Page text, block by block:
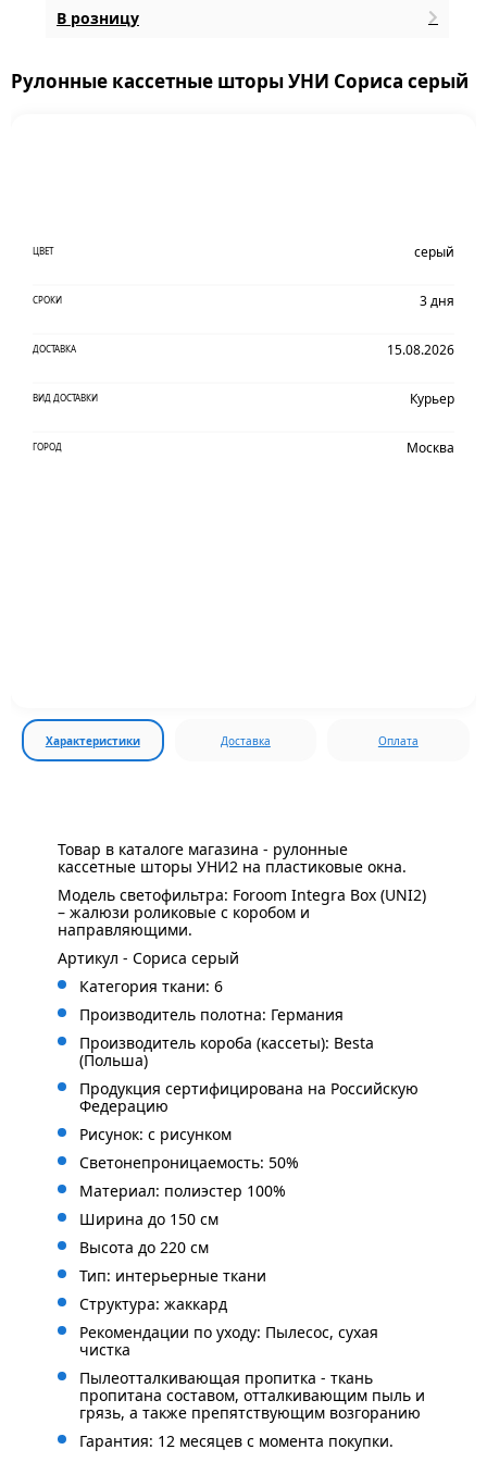
В розницу
Рулонные кассетные шторы УНИ Сориса серый
ЦВЕТ серый
СРОКИ 3 дня
ДОСТАВКА 15.08.2026
ВИД ДОСТАВКИ Курьер
ГОРОД Москва
Характеристики Доставка Оплата
Товар в каталоге магазина - рулонные
кассетные шторы УНИ2 на пластиковые окна.
Модель светофильтра: Foroom Integra Box (UNI2)
– жалюзи роликовые с коробом и
направляющими.
Артикул - Сориса серый
Категория ткани: 6
Производитель полотна: Германия
Производитель короба (кассеты): Besta
(Польша)
Продукция сертифицирована на Российскую
Федерацию
Рисунок: с рисунком
Светонепроницаемость: 50%
Материал: полиэстер 100%
Ширина до 150 см
Высота до 220 см
Тип: интерьерные ткани
Структура: жаккард
Рекомендации по уходу: Пылесос, сухая
чистка
Пылеотталкивающая пропитка - ткань
пропитана составом, отталкивающим пыль и
грязь, а также препятствующим возгоранию
Гарантия: 12 месяцев с момента покупки.